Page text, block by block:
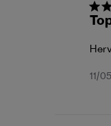
11/